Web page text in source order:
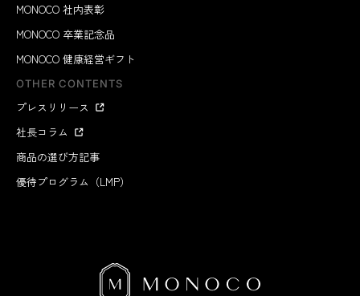
MONOCO 社内表彰
MONOCO 卒業記念品
MONOCO 健康経営ギフト
OTHER CONTENTS
プレスリリース
社長コラム
商品の選び方記事
優待プログラム（LMP）